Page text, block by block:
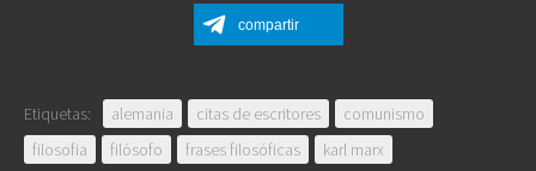
compartir
Etiquetas: alemania citas de escritores
comunismo
filosofia
filósofo frases filosóficas
karl marx